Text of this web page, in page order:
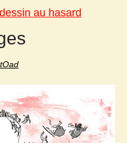
au hasard
tOad